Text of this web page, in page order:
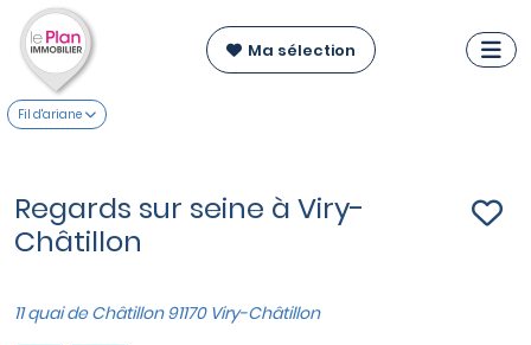
Ma sélection
Fil d'ariane
Regards sur seine à Viry-
Châtillon
11 quai de Châtillon 91170 Viry-Châtillon